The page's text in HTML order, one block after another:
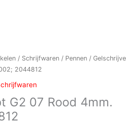
/ Schrijfwaren / Pennen /
2044812
G2 07 Rood 4mm.